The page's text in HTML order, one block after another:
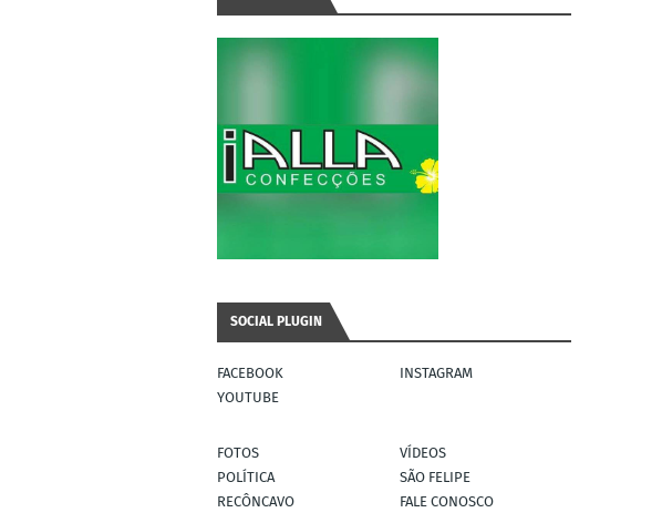
SOCIAL PLUGIN
FACEBOOK
INSTAGRAM
YOUTUBE
FOTOS
VÍDEOS
POLÍTICA
SÃO FELIPE
RECÔNCAVO
FALE CONOSCO